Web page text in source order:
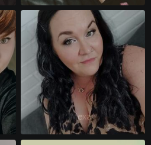
Mexa^